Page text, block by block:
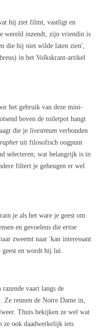
hij ziet filmt, vastligt en
wereld inzendt, zijn vriendin is
die hij niet wilde laten zien',
in het Volkskrant-artikel
het gebruik van deze mini-
boven de toiletpot hangt
die je livestream verbonden
uit filosofisch oogpunt
selecteren; wat belangrijk is in
filtert je geheugen er wel
je als het ware je geest om
en gevoelens die ertoe
zweemt naar 'kan interessant
en wordt hij lui.
vaart langs de
Ze rennen de Notre Dame in,
Thuis bekijken ze wel wat
ze ook daadwerkelijk iets